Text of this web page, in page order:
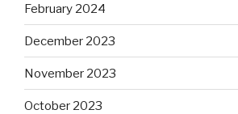
February 2024
December 2023
November 2023
October 2023